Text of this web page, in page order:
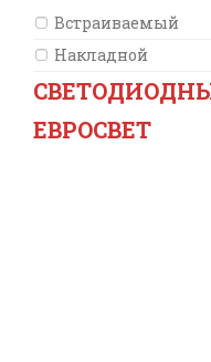
Встраиваемый
Накладной
ЕВРОСВЕТ